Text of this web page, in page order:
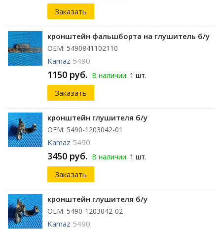
Заказать
кронштейн фальшборта на глушитель б/у
ОЕМ: 5490841102110
Kamaz 5490
1150 руб. В наличии: 1 шт.
Заказать
кронштейн глушителя б/у
ОЕМ: 5490-1203042-01
Kamaz 5490
3450 руб. В наличии: 1 шт.
Заказать
кронштейн глушителя б/у
ОЕМ: 5490-1203042-02
Kamaz 5490